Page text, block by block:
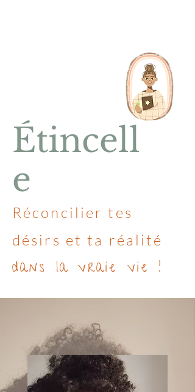
Étincell
e
Réconcilier tes
désirs et ta réalité
dans la vraie vie !